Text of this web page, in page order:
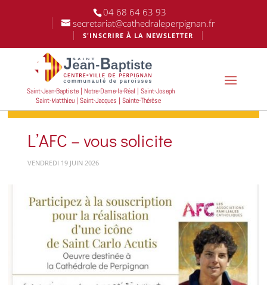
04 68 64 63 93
secretariat@cathedraleperpignan.fr
S'INSCRIRE À LA NEWSLETTER
Saint-Jean-Baptiste | Notre-Dame-la-Réal | Saint-Joseph
Saint-Matthieu | Saint-Jacques | Sainte-Thérèse
L’AFC – vous solicite
VENDREDI 19 JUIN 2026